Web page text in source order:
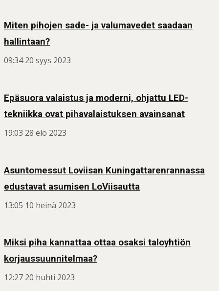
Miten pihojen sade- ja valumavedet saadaan
hallintaan?
09:34 20 syys 2023
Epäsuora valaistus ja moderni, ohjattu LED-
tekniikka ovat pihavalaistuksen avainsanat
19:03 28 elo 2023
Asuntomessut Loviisan Kuningattarenrannassa
edustavat asumisen LoViisautta
13:05 10 heinä 2023
Miksi piha kannattaa ottaa osaksi taloyhtiön
korjaussuunnitelmaa?
12:27 20 huhti 2023